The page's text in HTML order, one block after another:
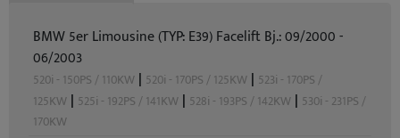
BMW 5er Limousine (TYP: E39) Facelift Bj.: 09/2000 -
06/2003
520i - 150PS / 110KW | 520i - 170PS / 125KW | 523i - 170PS /
125KW | 525i - 192PS / 141KW | 528i - 193PS / 142KW | 530i - 231PS /
170KW